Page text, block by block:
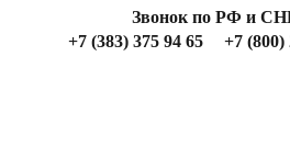
Звонок по РФ и
+7 (383) 375 94 65
+7 (800)